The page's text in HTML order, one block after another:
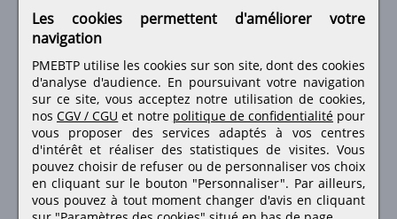
Retrouvez-nous sur les réseaux sociaux
Les cookies permettent d'améliorer votre
navigation
PMEBTP utilise les cookies sur son site, dont des cookies
d'analyse d'audience. En poursuivant votre navigation
sur ce site, vous acceptez notre utilisation de cookies,
nos CGV / CGU et notre politique de confidentialité pour
vous proposer des services adaptés à vos centres
d'intérêt et réaliser des statistiques de visites.Vous
pouvez choisir de refuser ou de personnaliser vos choix
en cliquant sur le bouton "Personnaliser". Par ailleurs,
vous pouvez à tout moment changer d'avis en cliquant